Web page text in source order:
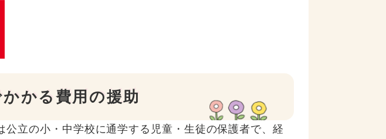
かる費用の援助
公立の小・中学校に通学する児童・生徒の保護者で、経